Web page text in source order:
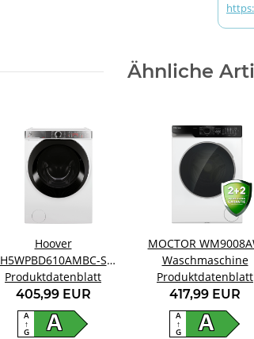
Ähnliche
Hoover
H5WPBD610AMBC-S
Waschmaschine
Produktdatenblatt
405,99 EUR
A
A
↑
G
MOCTOR
Waschmaschine
Produktdatenblatt
417,99 EUR
A
A
↑
G